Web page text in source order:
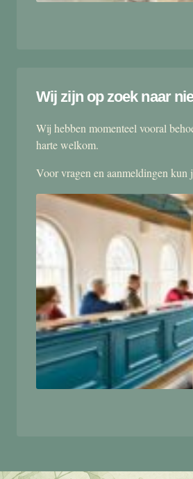
Wij zijn op zoek naar
Wij hebben momenteel vooral
harte welkom.
Voor vragen en aanmeldingen kun